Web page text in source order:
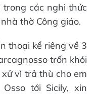
các nghi thức
thờ Công giáo.
thoại kể riêng về 3
trốn khỏi
vì trả thù cho em
tới Sicily, xin